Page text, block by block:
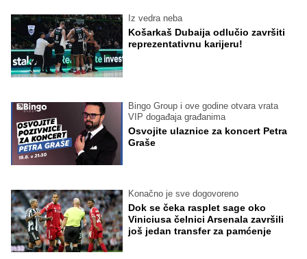
Iz vedra neba
Košarkaš Dubaija odlučio završiti
reprezentativnu karijeru!
Bingo Group i ove godine otvara vrata
VIP događaja građanima
Osvojite ulaznice za koncert Petra
Graše
Konačno je sve dogovoreno
Dok se čeka rasplet sage oko
Viniciusa čelnici Arsenala završili
još jedan transfer za pamćenje